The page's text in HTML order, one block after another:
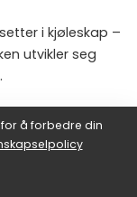
i kjøleskap –
utvikler seg
pause, eller legg
melk. Et
å forbedre din